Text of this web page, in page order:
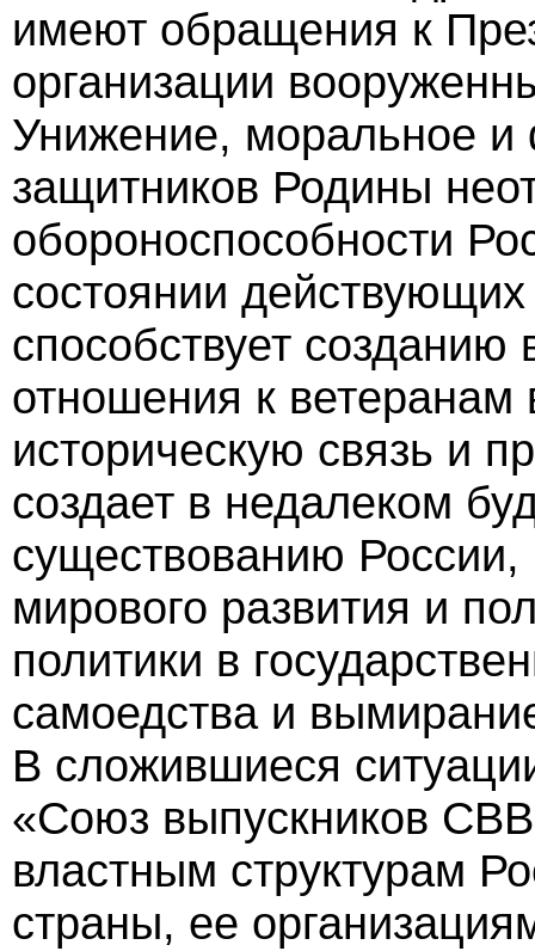
имеют обращения к
организации
Унижение, моральное и
защитников Родины
обороноспособности
состоянии
способствует созданию
отношения к
историческую связь и
создает в недалеком
существованию России,
мирового развития и
политики в
самоедства и
В сложившиеся
«Союз выпускников
властным структурам
страны, ее